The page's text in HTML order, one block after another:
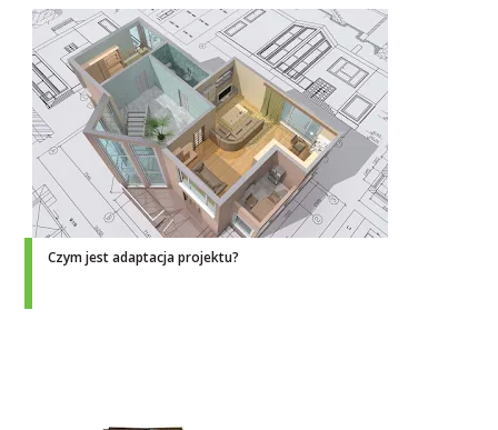
Czym jest adaptacja projektu?